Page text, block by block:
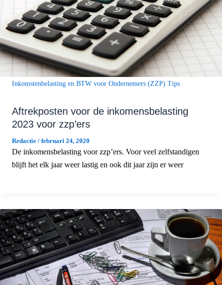
Inkomstenbelasting en BTW voor Ondernemers (ZZP) Tips
Aftrekposten voor de inkomensbelasting
2023 voor zzp’ers
Redactie / februari 24, 2020
De inkomensbelasting voor zzp’ers. Voor veel zelfstandigen
blijft het elk jaar weer lastig en ook dit jaar zijn er weer